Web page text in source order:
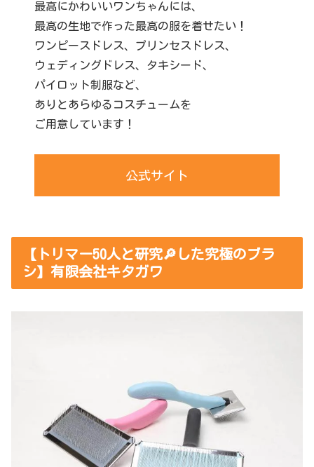
最高にかわいいワンちゃんには、
最高の生地で作った最高の服を着せたい！
ワンピースドレス、プリンセスドレス、
ウェディングドレス、タキシード、
パイロット制服など、
ありとあらゆるコスチュームを
ご用意しています！
公式サイト
【トリマー50人と研究🔎した究極のブラ
シ】有限会社キタガワ